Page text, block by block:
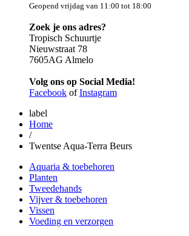
Geopend vrijdag van 11:00 tot 18:00
Zoek je ons adres?
Tropisch Schuurtje
Nieuwstraat 78
7605AG Almelo
Volg ons op Social Media!
Facebook ofInstagram
label
Home
/
Twentse Aqua-Terra Beurs
Aquaria & toebehoren
Planten
Tweedehands
Vijver & toebehoren
Vissen
Voeding en verzorgen